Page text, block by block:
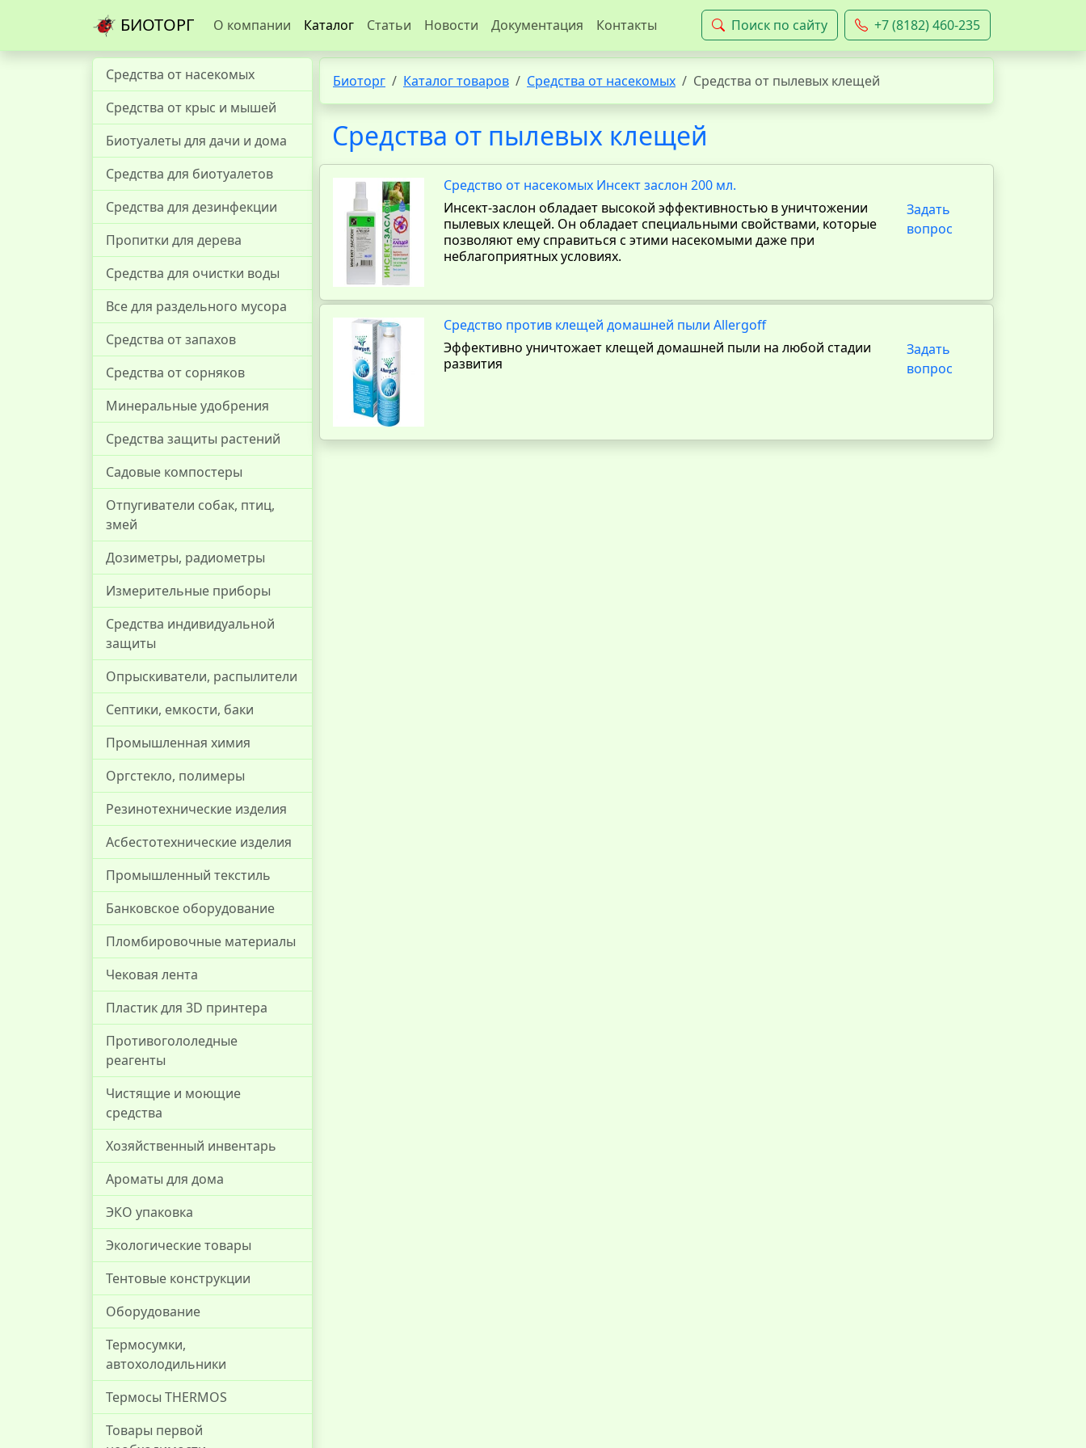
БИОТОРГ О компании Каталог Статьи Новости Документация Контакты Поиск по сайту +7 (8182) 460-235
Средства от насекомых
Средства от крыс и мышей
Биотуалеты для дачи и дома
Средства для биотуалетов
Средства для дезинфекции
Пропитки для дерева
Средства для очистки воды
Все для раздельного мусора
Средства от запахов
Средства от сорняков
Минеральные удобрения
Средства защиты растений
Садовые компостеры
Отпугиватели собак, птиц,
змей
Дозиметры, радиометры
Измерительные приборы
Средства индивидуальной
защиты
Опрыскиватели, распылители
Септики, емкости, баки
Промышленная химия
Оргстекло, полимеры
Резинотехнические изделия
Асбестотехнические изделия
Промышленный текстиль
Банковское оборудование
Пломбировочные материалы
Чековая лента
Пластик для 3D принтера
Противогололедные
реагенты
Чистящие и моющие
средства
Хозяйственный инвентарь
Ароматы для дома
ЭКО упаковка
Экологические товары
Тентовые конструкции
Оборудование
Термосумки,
автохолодильники
Термосы THERMOS
Товары первой
Биоторг Каталог товаров Средства от насекомых Средства от пылевых клещей
Средства от пылевых клещей
Средство от насекомых Инсект заслон 200 мл.
Инсект-заслон обладает высокой эффективностью в уничтожении
пылевых клещей. Он обладает специальными свойствами, которые
позволяют ему справиться с этими насекомыми даже при
неблагоприятных условиях.
Задать
вопрос
Средство против клещей домашней пыли Allergoff
Эффективно уничтожает клещей домашней пыли на любой стадии
развития
Задать
вопрос